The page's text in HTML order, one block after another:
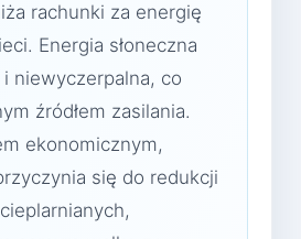
rachunki za energię
Energia słoneczna
niewyczerpalna, co
źródłem zasilania.
ekonomicznym,
się do redukcji